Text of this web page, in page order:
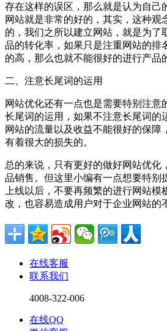
存在这样的误区，那么就是认为自己
网站就是非常的好的，其实，这种观
的，我们之所以建立网站，就是为了
品的转化率，如果只是注重网站的排
的高，那么也就不能很好的进行产品
二、注意长尾词的运用
网站优化还有一点也是需要特别注意
长尾词的运用，如果不注意长尾词的
网站的流量以及收益不能很好的保障
有着很大的损失的。
总的来说，只有更好的做好网站优化
品销售。但这里小编有一点想要特别
上线以后，不要再频繁的进行网站
改，也容易造成用户对于企业网站的
在线客服
联系我们
4008-322-006
在线QQ